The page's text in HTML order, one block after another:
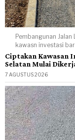
Pembangunan
kawasn investasi
Ciptakan Kawasan
Selatan Mulai
7 AGUSTUS 2026